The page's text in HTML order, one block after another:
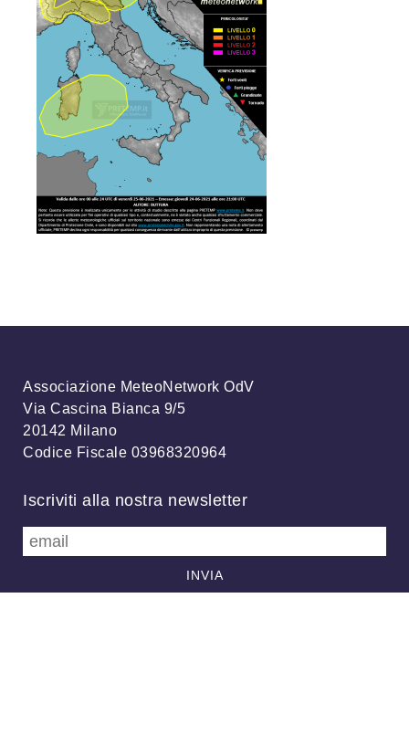
Associazione MeteoNetwork OdV
Via Cascina Bianca 9/5
20142 Milano
Codice Fiscale 03968320964
Iscriviti alla nostra newsletter